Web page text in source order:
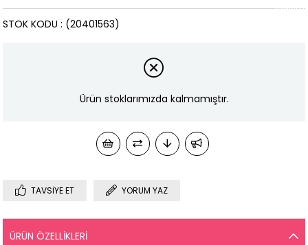
İndirim
(20401563)
STOK KODU
Ürün stoklarımızda kalmamıştır.
TAVSIYE ET YORUM YAZ
ÜRÜN ÖZELLIKLERI